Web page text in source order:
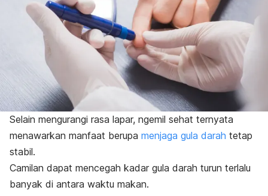
Selain mengurangi rasa lapar, ngemil sehat ternyata
menawarkan manfaat berupa menjaga gula darah tetap
stabil.
Camilan dapat mencegah kadar gula darah turun terlalu
banyak di antara waktu makan.